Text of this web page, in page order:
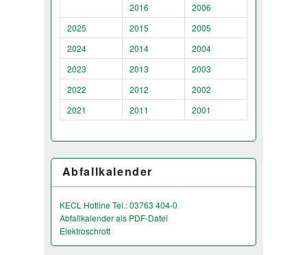
2016
2006
2025
2015
2005
2024
2014
2004
2023
2013
2003
2022
2012
2002
2021
2011 2001
Abfallkalender
KECL Hotline Tel.: 03763 404-0
Abfallkalender als PDF-Datei
Elektroschrott